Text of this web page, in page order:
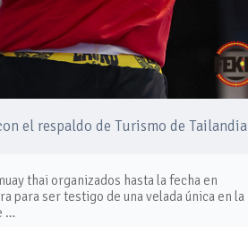
el respaldo de Turismo de Tailandia
thai organizados hasta la fecha en
para ser testigo de una velada única en la
…